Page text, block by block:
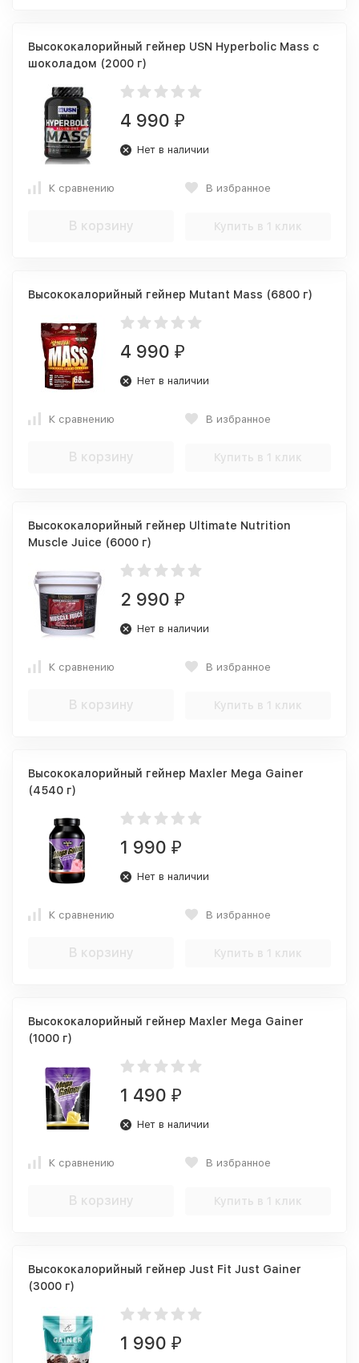
Высококалорийный гейнер USN Hyperbolic Mass с
шоколадом (2000 г)
4 990 ₽
Нет в наличии
К сравнению В избранное
В корзину Купить в 1 клик
Высококалорийный гейнер Mutant Mass (6800 г)
4 990 ₽
Нет в наличии
К сравнению В избранное
В корзину Купить в 1 клик
Высококалорийный гейнер Ultimate Nutrition
Muscle Juice (6000 г)
2 990 ₽
Нет в наличии
К сравнению В избранное
В корзину Купить в 1 клик
Высококалорийный гейнер Maxler Mega Gainer
(4540 г)
1 990 ₽
Нет в наличии
К сравнению В избранное
В корзину Купить в 1 клик
Высококалорийный гейнер Maxler Mega Gainer
(1000 г)
1 490 ₽
Нет в наличии
К сравнению В избранное
В корзину Купить в 1 клик
Высококалорийный гейнер Just Fit Just Gainer
(3000 г)
1 990 ₽